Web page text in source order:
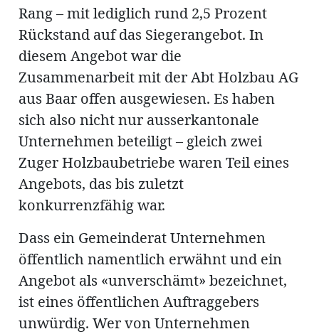
Rang – mit lediglich rund 2,5 Prozent
Rückstand auf das Siegerangebot. In
diesem Angebot war die
Zusammenarbeit mit der Abt Holzbau AG
aus Baar offen ausgewiesen. Es haben
sich also nicht nur ausserkantonale
Unternehmen beteiligt – gleich zwei
Zuger Holzbaubetriebe waren Teil eines
Angebots, das bis zuletzt
konkurrenzfähig war.
Dass ein Gemeinderat Unternehmen
öffentlich namentlich erwähnt und ein
Angebot als «unverschämt» bezeichnet,
ist eines öffentlichen Auftraggebers
unwürdig. Wer von Unternehmen